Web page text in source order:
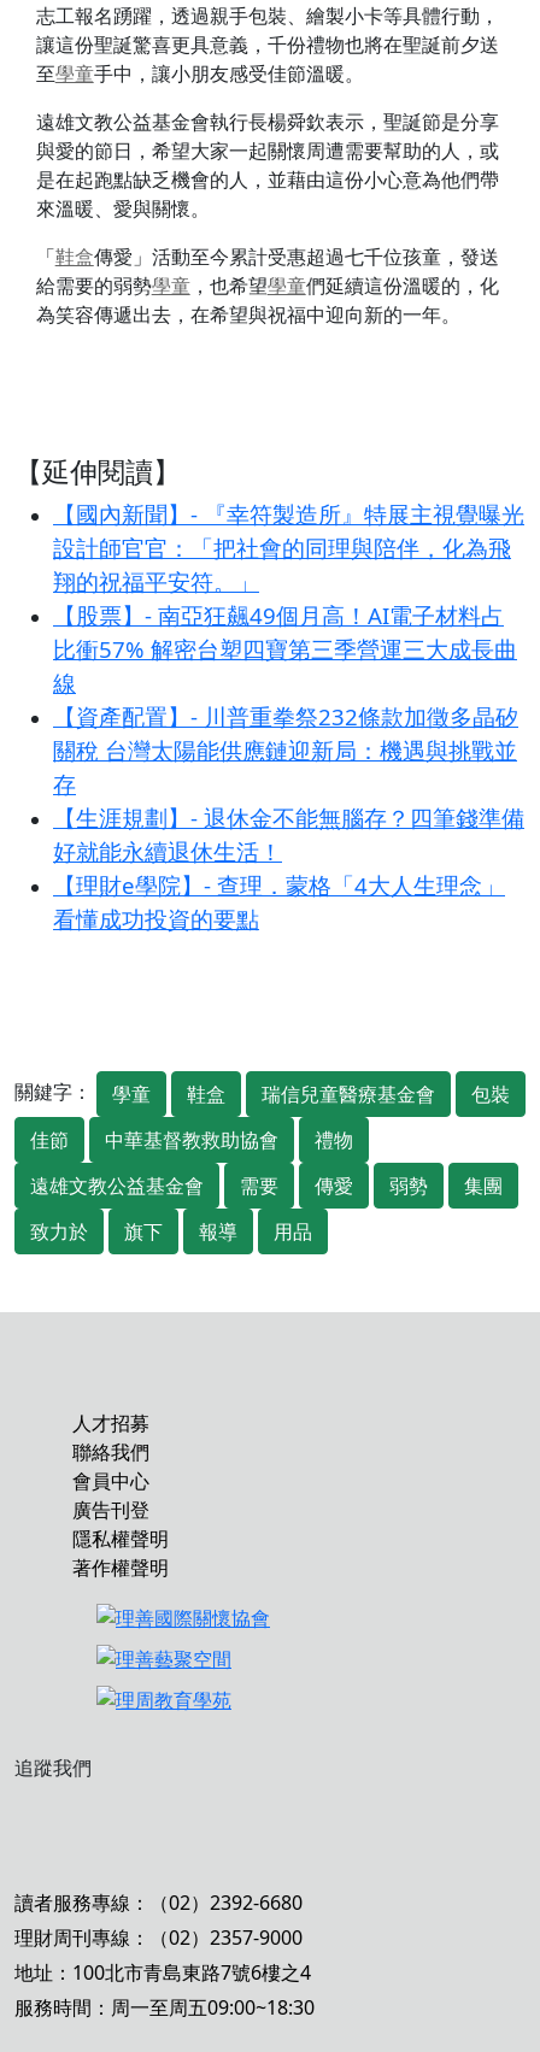
志工報名踴躍，透過親手包裝、繪製小卡等具體行動，
讓這份聖誕驚喜更具意義，千份禮物也將在聖誕前夕送
至學童手中，讓小朋友感受佳節溫暖。
遠雄文教公益基金會執行長楊舜欽表示，聖誕節是分享
與愛的節日，希望大家一起關懷周遭需要幫助的人，或
是在起跑點缺乏機會的人，並藉由這份小心意為他們帶
來溫暖、愛與關懷。
「鞋盒傳愛」活動至今累計受惠超過七千位孩童，發送
給需要的弱勢學童，也希望學童們延續這份溫暖的，化
為笑容傳遞出去，在希望與祝福中迎向新的一年。
【延伸閱讀】
【國內新聞】- 『幸符製造所』特展主視覺曝光
設計師官官：「把社會的同理與陪伴，化為飛
翔的祝福平安符。」
【股票】- 南亞狂飆49個月高！AI電子材料占
比衝57% 解密台塑四寶第三季營運三大成長曲
線
【資產配置】- 川普重拳祭232條款加徵多晶矽
關稅 台灣太陽能供應鏈迎新局：機遇與挑戰並
存
【生涯規劃】- 退休金不能無腦存？四筆錢準備
好就能永續退休生活！
【理財e學院】- 查理．蒙格「4大人生理念」
看懂成功投資的要點
關鍵字： 學童 鞋盒 瑞信兒童醫療基金會
包裝
佳節
中華基督教救助協會
禮物
遠雄文教公益基金會
需要 傳愛 弱勢
集團
致力於
旗下 報導 用品
人才招募
聯絡我們
會員中心
廣告刊登
隱私權聲明
著作權聲明
追蹤我們
讀者服務專線：（02）2392-6680
理財周刊專線：（02）2357-9000
地址：100北市青島東路7號6樓之4
服務時間：周一至周五09:00~18:30